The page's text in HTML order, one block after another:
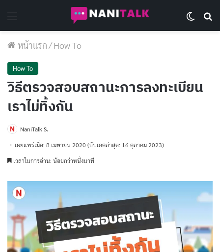
หน้าแรก/How To
How To
วิธีตรวจสอบสถานะการลงทะเบียน
เราไม่ทิ้งกัน
NaniTalk S.
เผยแพร่เมื่อ: 8 เมษายน 2020 (อัปเดตล่าสุด: 16 ตุลาคม 2023)
เวลาในการอ่าน: น้อยกว่าหนึ่งนาที